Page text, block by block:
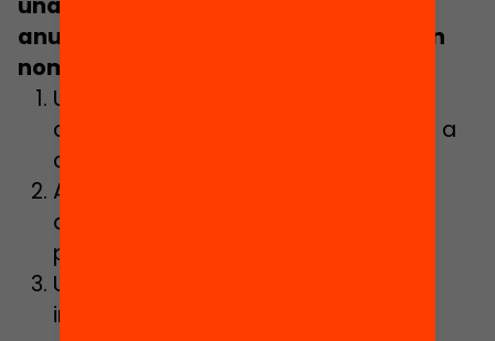
una inversió de 27 milions d’euros
anuals, superar la mitjana europea en
només sis anys:
Un currículum ajustat a l’evidència
científica, amb estàndards clars per a
cada etapa.
Avaluacions que permetin detectar
dificultats primerenques i orientar la
pràctica pedagògica.
Un programa d’acompanyament
intensiu a les escoles amb